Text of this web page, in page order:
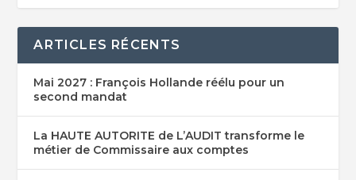
ARTICLES RÉCENTS
Mai 2027 : François Hollande réélu pour un
second mandat
La HAUTE AUTORITE de L’AUDIT transforme le
métier de Commissaire aux comptes